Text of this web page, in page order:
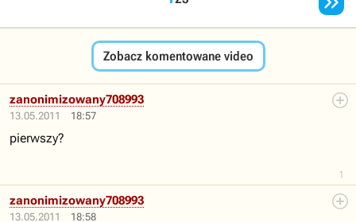
Zobacz komentowane video
13.05.2011 18:57
1
zanonimizowany708993
pierwszy?
13.05.2011 18:58
zanonimizowany708993